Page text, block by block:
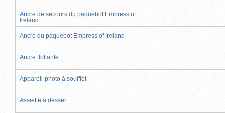
Ancre de secours du paquebot Empress of
Ireland
Ancre du paquebot Empress of Ireland
Ancre flottante
Appareil-photo à soufflet
Assiette à dessert